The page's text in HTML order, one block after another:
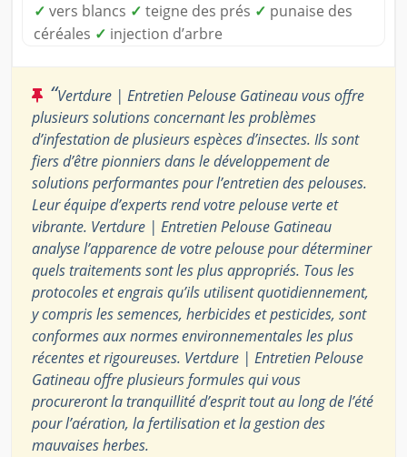
✓ vers blancs ✓ teigne des prés ✓ punaise des
céréales ✓ injection d’arbre
“Vertdure | Entretien Pelouse Gatineau vous offre
plusieurs solutions concernant les problèmes
d’infestation de plusieurs espèces d’insectes. Ils sont
fiers d’être pionniers dans le développement de
solutions performantes pour l’entretien des pelouses.
Leur équipe d’experts rend votre pelouse verte et
vibrante. Vertdure | Entretien Pelouse Gatineau
analyse l’apparence de votre pelouse pour déterminer
quels traitements sont les plus appropriés. Tous les
protocoles et engrais qu’ils utilisent quotidiennement,
y compris les semences, herbicides et pesticides, sont
conformes aux normes environnementales les plus
récentes et rigoureuses. Vertdure | Entretien Pelouse
Gatineau offre plusieurs formules qui vous
procureront la tranquillité d’esprit tout au long de l’été
pour l’aération, la fertilisation et la gestion des
mauvaises herbes.